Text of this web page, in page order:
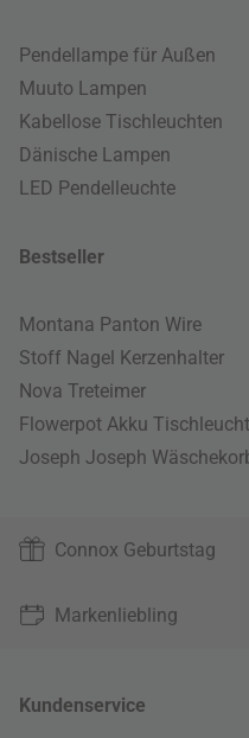
Pendellampe für Außen
Muuto Lampen
Kabellose Tischleuchten
Dänische Lampen
LED Pendelleuchte
Bestseller
Montana Panton Wire
Stoff Nagel Kerzenhalter
Nova Treteimer
Flowerpot Akku
Joseph Joseph
Connox Geburtstag
Markenliebling
Kundenservice